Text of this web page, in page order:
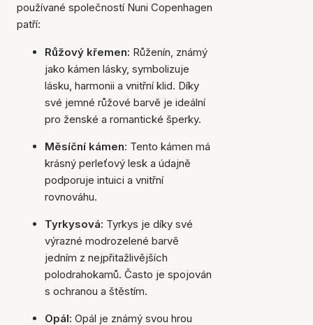
používané společností Nuni Copenhagen
patří:
Růžový křemen: Růženín, známý
jako kámen lásky, symbolizuje
lásku, harmonii a vnitřní klid. Díky
své jemné růžové barvě je ideální
pro ženské a romantické šperky.
Měsíční kámen: Tento kámen má
krásný perleťový lesk a údajně
podporuje intuici a vnitřní
rovnováhu.
Tyrkysová: Tyrkys je díky své
výrazné modrozelené barvě
jedním z nejpřitažlivějších
polodrahokamů. Často je spojován
s ochranou a štěstím.
Opál: Opál je známý svou hrou